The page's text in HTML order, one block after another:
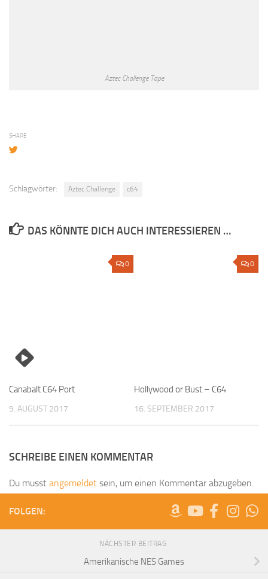
Aztec Challenge Tape
SHARE
Schlagwörter: Aztec Challenge c64
DAS KÖNNTE DICH AUCH INTERESSIEREN …
0
Canabalt C64 Port
9. AUGUST 2017
0
Hollywood or Bust – C64
16. SEPTEMBER 2017
SCHREIBE EINEN KOMMENTAR
Du musst angemeldet sein, um einen Kommentar abzugeben.
FOLGEN:
NÄCHSTER BEITRAG
Amerikanische NES Games